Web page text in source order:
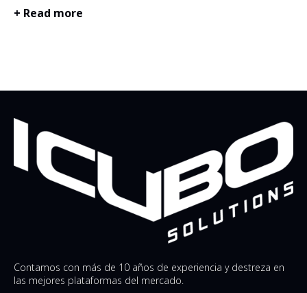
+ Read more
Contamos con más de 10 años de experiencia y destreza en
las mejores plataformas del mercado.